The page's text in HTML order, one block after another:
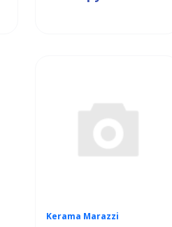
Kerama Marazzi